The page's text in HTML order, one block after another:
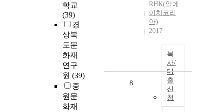
학교
(39)
경
상북
도문
화재
연구
원 (39)
중
원문
화재
RHK(알에
이치코리
아)
2017
복
사/
대
출
신
청
8